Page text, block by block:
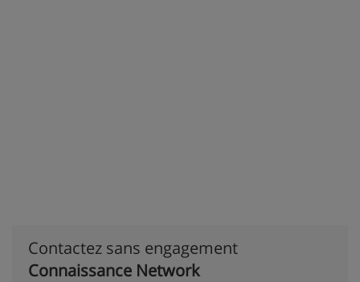
Contactez sans engagement
Connaissance Network